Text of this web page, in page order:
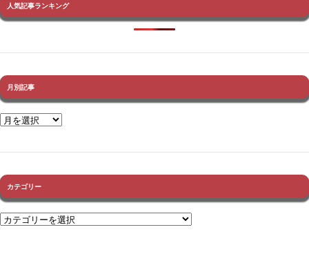
人気記事ランキング
月別記事
カテゴリー